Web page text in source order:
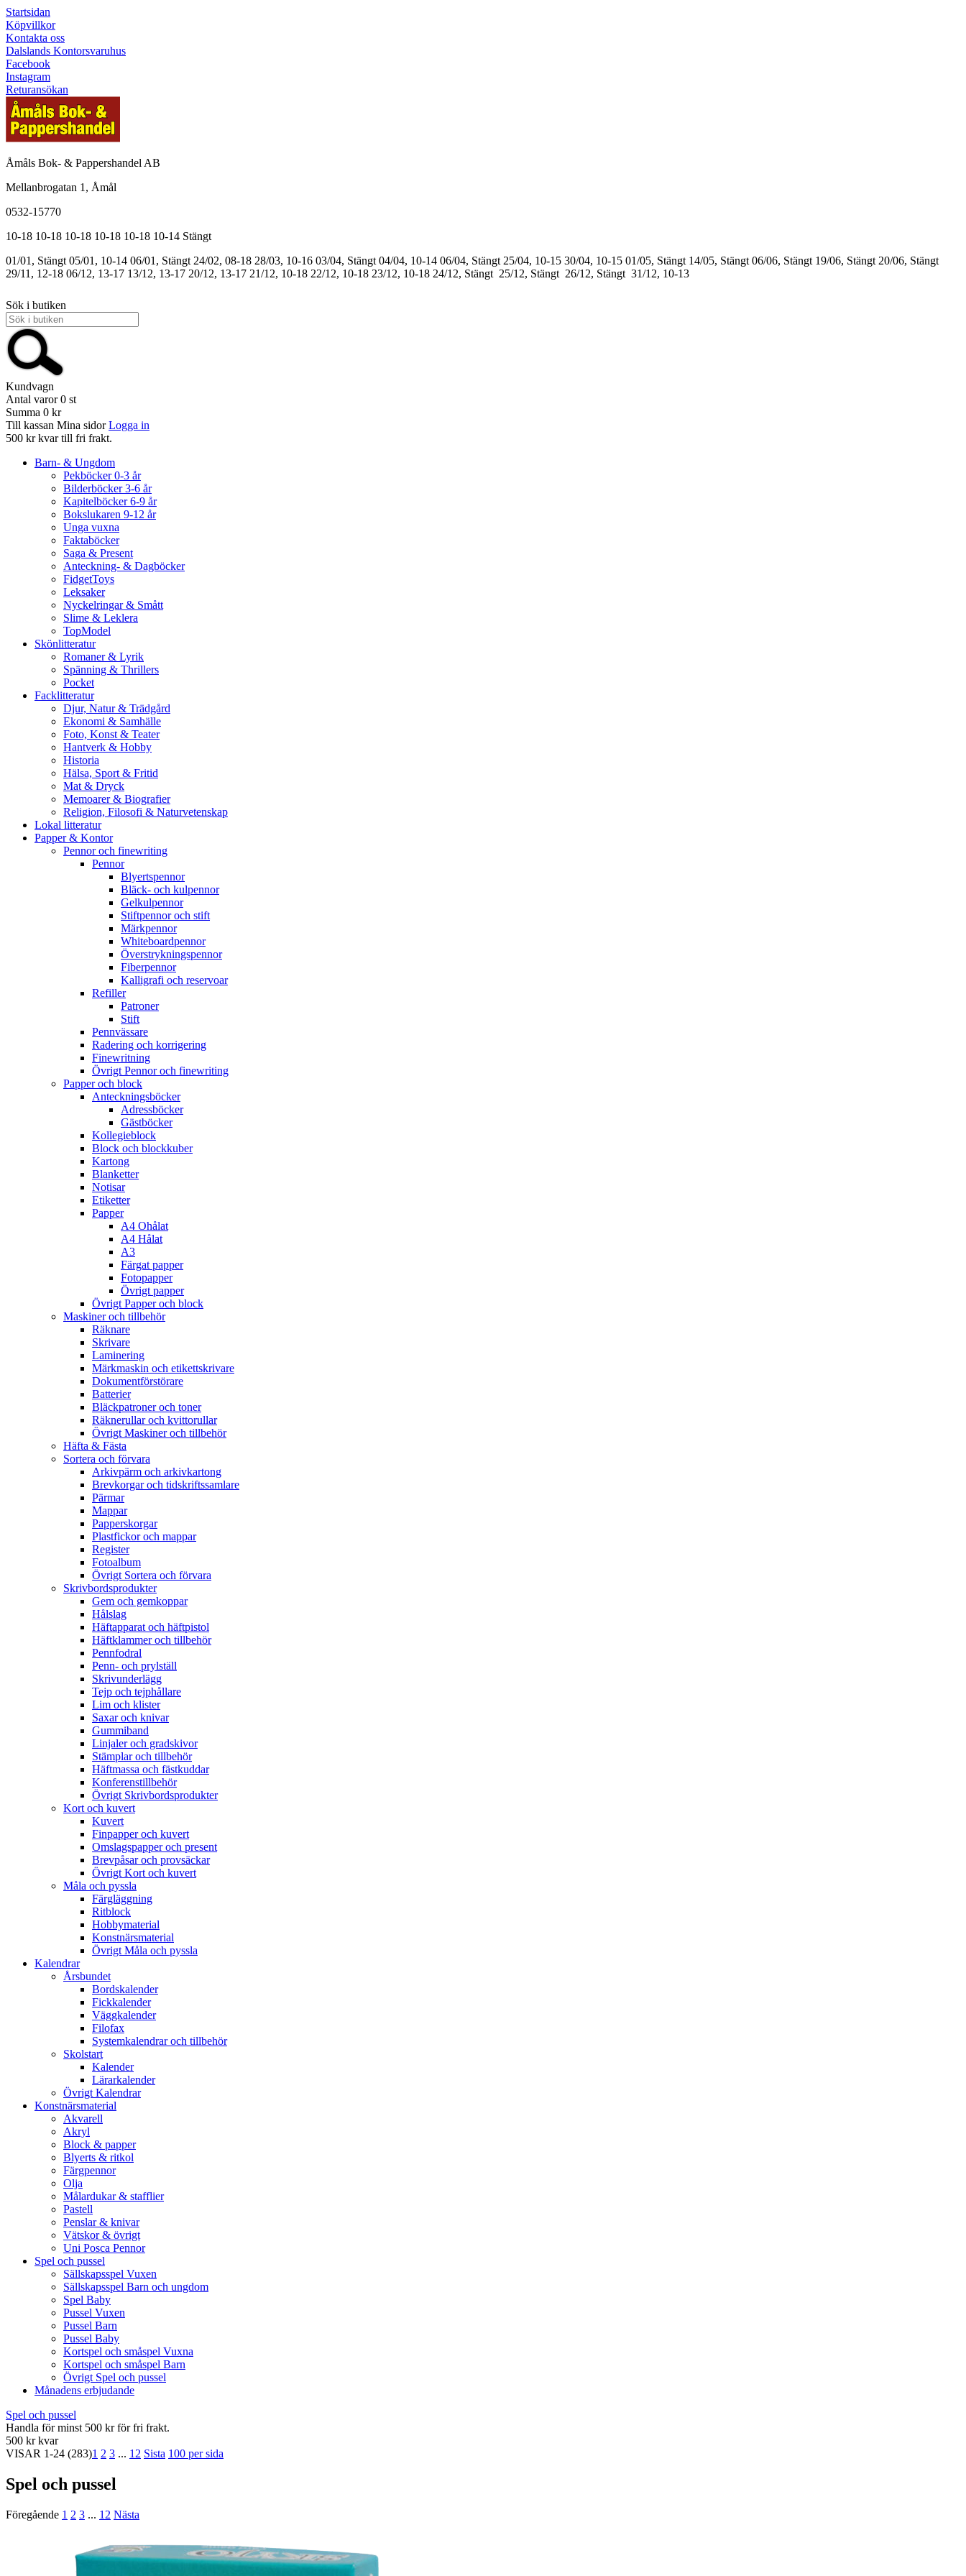
Startsidan
Köpvillkor
Kontakta oss
Dalslands Kontorsvaruhus
Facebook
Instagram
Returansökan
Åmåls Bok- & Pappershandel AB
Mellanbrogatan 1, Åmål
0532-15770
10-18 10-18 10-18 10-18 10-18 10-14 Stängt
01/01, Stängt 05/01, 10-14 06/01, Stängt 24/02, 08-18 28/03, 10-16 03/04, Stängt 04/04, 10-14 06/04, Stängt 25/04, 10-15 30/04, 10-15 01/05, Stängt 14/05, Stängt 06/06, Stängt 19/06, Stängt 20/06, Stängt
29/11, 12-18 06/12, 13-17 13/12, 13-17 20/12, 13-17 21/12, 10-18 22/12, 10-18 23/12, 10-18 24/12, Stängt 25/12, Stängt 26/12, Stängt 31/12, 10-13
Sök i butiken
Kundvagn
Antal varor 0 st
Summa 0 kr
Till kassan Mina sidor Logga in
500 kr kvar till fri frakt.
Barn- & Ungdom
Pekböcker 0-3 år
Bilderböcker 3-6 år
Kapitelböcker 6-9 år
Bokslukaren 9-12 år
Unga vuxna
Faktaböcker
Saga & Present
Anteckning- & Dagböcker
FidgetToys
Leksaker
Nyckelringar & Smått
Slime & Leklera
TopModel
Skönlitteratur
Romaner & Lyrik
Spänning & Thrillers
Pocket
Facklitteratur
Djur, Natur & Trädgård
Ekonomi & Samhälle
Foto, Konst & Teater
Hantverk & Hobby
Historia
Hälsa, Sport & Fritid
Mat & Dryck
Memoarer & Biografier
Religion, Filosofi & Naturvetenskap
Lokal litteratur
Papper & Kontor
Pennor och finewriting
Pennor
Blyertspennor
Bläck- och kulpennor
Gelkulpennor
Stiftpennor och stift
Märkpennor
Whiteboardpennor
Överstrykningspennor
Fiberpennor
Kalligrafi och reservoar
Refiller
Patroner
Stift
Pennvässare
Radering och korrigering
Finewritning
Övrigt Pennor och finewriting
Papper och block
Anteckningsböcker
Adressböcker
Gästböcker
Kollegieblock
Block och blockkuber
Kartong
Blanketter
Notisar
Etiketter
Papper
A4 Ohålat
A4 Hålat
A3
Färgat papper
Fotopapper
Övrigt papper
Övrigt Papper och block
Maskiner och tillbehör
Räknare
Skrivare
Laminering
Märkmaskin och etikettskrivare
Dokumentförstörare
Batterier
Bläckpatroner och toner
Räknerullar och kvittorullar
Övrigt Maskiner och tillbehör
Häfta & Fästa
Sortera och förvara
Arkivpärm och arkivkartong
Brevkorgar och tidskriftssamlare
Pärmar
Mappar
Papperskorgar
Plastfickor och mappar
Register
Fotoalbum
Övrigt Sortera och förvara
Skrivbordsprodukter
Gem och gemkoppar
Hålslag
Häftapparat och häftpistol
Häftklammer och tillbehör
Pennfodral
Penn- och prylställ
Skrivunderlägg
Tejp och tejphållare
Lim och klister
Saxar och knivar
Gummiband
Linjaler och gradskivor
Stämplar och tillbehör
Häftmassa och fästkuddar
Konferenstillbehör
Övrigt Skrivbordsprodukter
Kort och kuvert
Kuvert
Finpapper och kuvert
Omslagspapper och present
Brevpåsar och provsäckar
Övrigt Kort och kuvert
Måla och pyssla
Färgläggning
Ritblock
Hobbymaterial
Konstnärsmaterial
Övrigt Måla och pyssla
Kalendrar
Årsbundet
Bordskalender
Fickkalender
Väggkalender
Filofax
Systemkalendrar och tillbehör
Skolstart
Kalender
Lärarkalender
Övrigt Kalendrar
Konstnärsmaterial
Akvarell
Akryl
Block & papper
Blyerts & ritkol
Färgpennor
Olja
Målardukar & stafflier
Pastell
Penslar & knivar
Vätskor & övrigt
Uni Posca Pennor
Spel och pussel
Sällskapsspel Vuxen
Sällskapsspel Barn och ungdom
Spel Baby
Pussel Vuxen
Pussel Barn
Pussel Baby
Kortspel och småspel Vuxna
Kortspel och småspel Barn
Övrigt Spel och pussel
Månadens erbjudande
Spel och pussel
Handla för minst 500 kr för fri frakt.
500 kr kvar
VISAR 1-24 (283)1 2 3 ... 12 Sista 100 per sida
Spel och pussel
Föregående 1 2 3 ... 12 Nästa